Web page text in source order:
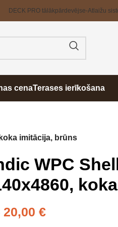
DECK PRO tālākpārdevējse-Atlaižu
cenaTerases ierīkošana
imitācija, brūns
WPC
20,00 €